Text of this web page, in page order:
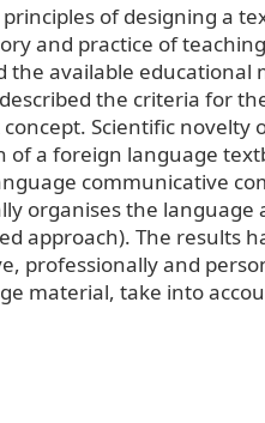
of designing a
and practice of
the available educational
the criteria for
Scientific novelty
of a foreign language
communicative
organises the language
approach). The results
professionally and
material, take into